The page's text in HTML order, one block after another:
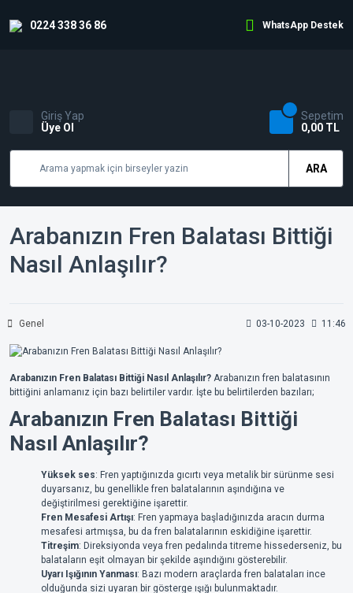
0224 338 36 86 WhatsApp Destek
ARA
Giriş Yap
Üye Ol
Sepetim
0,00 TL
Arabanızın Fren Balatası Bittiği
Nasıl Anlaşılır?
Genel 03-10-2023 11:46
Arabanızın Fren Balatası Bittiği Nasıl Anlaşılır? Arabanızın fren balatasının
bittiğini anlamanız için bazı belirtiler vardır. İşte bu belirtilerden bazıları;
Arabanızın Fren Balatası Bittiği
Nasıl Anlaşılır?
Yüksek ses: Fren yaptığınızda gıcırtı veya metalik bir sürünme sesi
duyarsanız, bu genellikle fren balatalarının aşındığına ve
değiştirilmesi gerektiğine işarettir.
Fren Mesafesi Artışı: Fren yapmaya başladığınızda aracın durma
mesafesi artmışsa, bu da fren balatalarının eskidiğine işarettir.
Titreşim: Direksiyonda veya fren pedalında titreme hissederseniz, bu
balataların eşit olmayan bir şekilde aşındığını gösterebilir.
Uyarı Işığının Yanması: Bazı modern araçlarda fren balataları ince
olduğunda sizi uyaran bir gösterge ışığı bulunmaktadır.